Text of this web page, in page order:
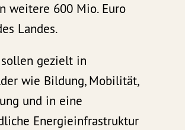
weitere 600 Mio. Euro
Landes.
gezielt in
wie Bildung, Mobilität,
und in eine
Energieinfrastruktur